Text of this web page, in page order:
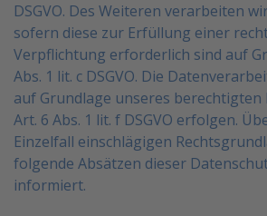
DSGVO. Des Weiteren verarbeiten
sofern diese zur Erfüllung einer
Verpflichtung erforderlich sind auf
Abs. 1 lit. c DSGVO. Die
auf Grundlage unseres berechtigten
Art. 6 Abs. 1 lit. f DSGVO erfolgen.
Einzelfall einschlägigen
folgende Absätzen dieser
informiert.